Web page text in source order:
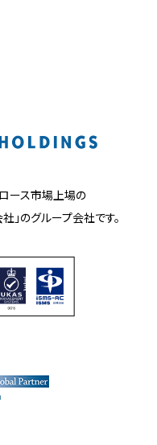
ース市場上場の
」のグループ会社です。